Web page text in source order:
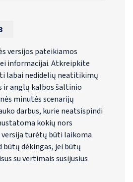
versijos pateikiamos
informacijai. Atkreipkite
labai nedidelių neatitikimų
ir anglų kalbos šaltinio
minutės scenarijų
darbus, kurie neatsispindi
kokių nors
turėtų būti laikoma
būtų dėkingas, jei būtų
su vertimais susijusius